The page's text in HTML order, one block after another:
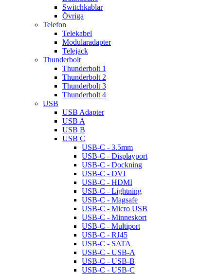
Switchkablar
Övriga
Telefon
Telekabel
Modularadapter
Telejack
Thunderbolt
Thunderbolt 1
Thunderbolt 2
Thunderbolt 3
Thunderbolt 4
USB
USB Adapter
USB A
USB B
USB C
USB-C - 3.5mm
USB-C - Displayport
USB-C - Dockning
USB-C - DVI
USB-C - HDMI
USB-C - Lightning
USB-C - Magsafe
USB-C - Micro USB
USB-C - Minneskort
USB-C - Multiport
USB-C - RJ45
USB-C - SATA
USB-C - USB-A
USB-C - USB-B
USB-C - USB-C